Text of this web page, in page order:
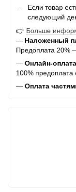
Если товар
следующий
👉 Больше
— Наложенный
Предоплата 20%
— Онлайн-
100% предоплата
— Оплата